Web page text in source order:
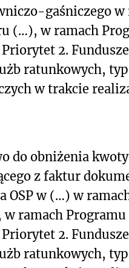
gaśniczego
w ramach
2.
ratunkowych,
w trakcie
do obniżenia
z faktur
OSP w (…) w
ramach Programu
2.
ratunkowych,